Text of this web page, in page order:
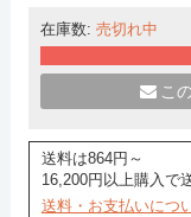
在庫数: 売切れ中
こ
送料は864円～
16,200円以上購入で
送料・お支払いにつ